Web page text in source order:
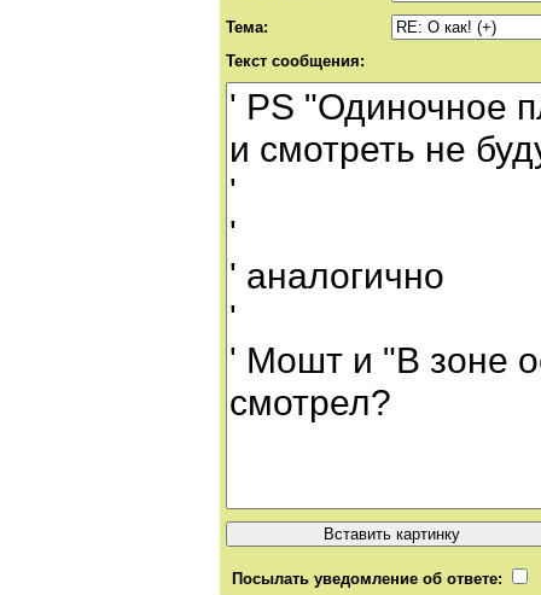
Тема:
Текст сообщения:
Посылать уведомление об ответе: